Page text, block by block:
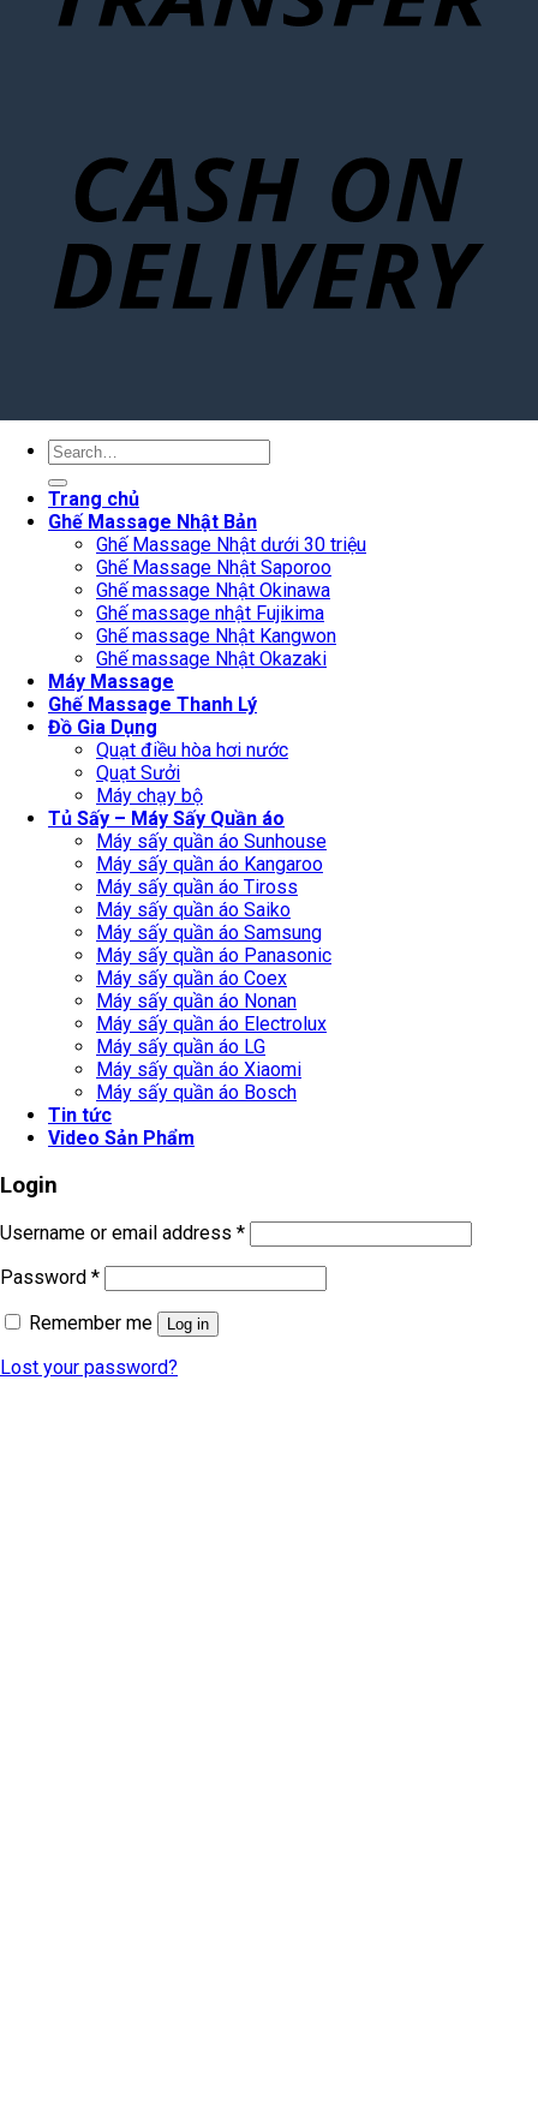
Search
Trang chủ
Ghế Massage Nhật Bản
Ghế Massage Nhật dưới 30 triệu
Ghế Massage Nhật Saporoo
Ghế massage Nhật Okinawa
Ghế massage nhật Fujikima
Ghế massage Nhật Kangwon
Ghế massage Nhật Okazaki
Máy Massage
Ghế Massage Thanh Lý
Đồ Gia Dụng
Quạt điều hòa hơi nước
Quạt Sưởi
Máy chạy bộ
Tủ Sấy – Máy Sấy Quần áo
Máy sấy quần áo Sunhouse
Máy sấy quần áo Kangaroo
Máy sấy quần áo Tiross
Máy sấy quần áo Saiko
Máy sấy quần áo Samsung
Máy sấy quần áo Panasonic
Máy sấy quần áo Coex
Máy sấy quần áo Nonan
Máy sấy quần áo Electrolux
Máy sấy quần áo LG
Máy sấy quần áo Xiaomi
Máy sấy quần áo Bosch
Tin tức
Video Sản Phẩm
Login
Username or email address *
Password *
Remember me
Log in
Lost your password?